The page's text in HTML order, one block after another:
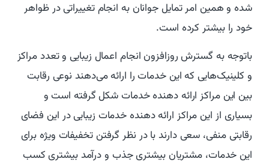
شده و همین امر تمایل جوانان به انجام تغییراتی در ظواهر
خود را بیشتر کرده است.
باتوجه به گسترش روزافزون انجام اعمال زیبایی و تعدد مراکز
و کلینیک‌هایی که این خدمات را ارائه می‌دهند نوعی رقابت
بین این مراکز ارائه دهنده خدمات شکل گرفته است و
بسیاری از این مراکز ارائه دهنده خدمات زیبایی در این فضای
رقابتی منفی، سعی دارند با در نظر گرفتن تخفیفات ویژه برای
این خدمات، مشتریان بیشتری جذب و درآمد بیشتری کسب